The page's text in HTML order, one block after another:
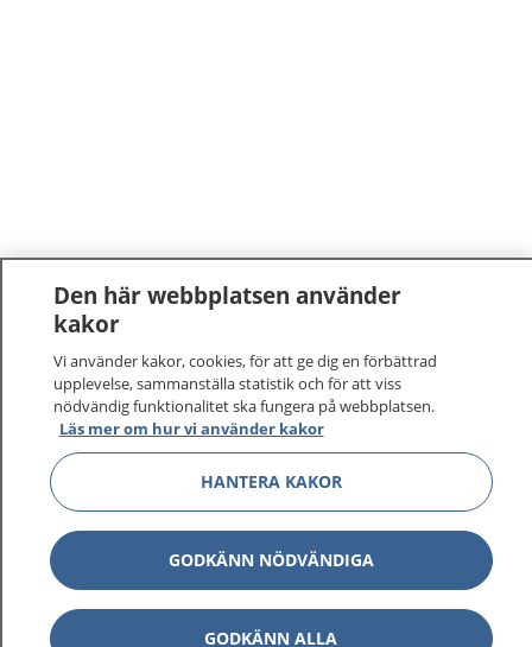
Den här webbplatsen använder
kakor
Vi använder kakor, cookies, för att ge dig en förbättrad
upplevelse, sammanställa statistik och för att viss
nödvändig funktionalitet ska fungera på webbplatsen.
Läs mer om hur vi använder kakor
HANTERA KAKOR
GODKÄNN NÖDVÄNDIGA
GODKÄNN ALLA